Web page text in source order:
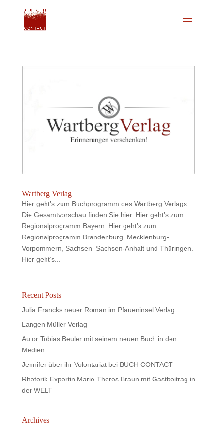
Wartberg Verlag
Hier geht’s zum Buchprogramm des Wartberg Verlags:
Die Gesamtvorschau finden Sie hier. Hier geht’s zum
Regionalprogramm Bayern. Hier geht’s zum
Regionalprogramm Brandenburg, Mecklenburg-
Vorpommern, Sachsen, Sachsen-Anhalt und Thüringen.
Hier geht’s...
Recent Posts
Julia Francks neuer Roman im Pfaueninsel Verlag
Langen Müller Verlag
Autor Tobias Beuler mit seinem neuen Buch in den
Medien
Jennifer über ihr Volontariat bei BUCH CONTACT
Rhetorik-Expertin Marie-Theres Braun mit Gastbeitrag in
der WELT
Archives